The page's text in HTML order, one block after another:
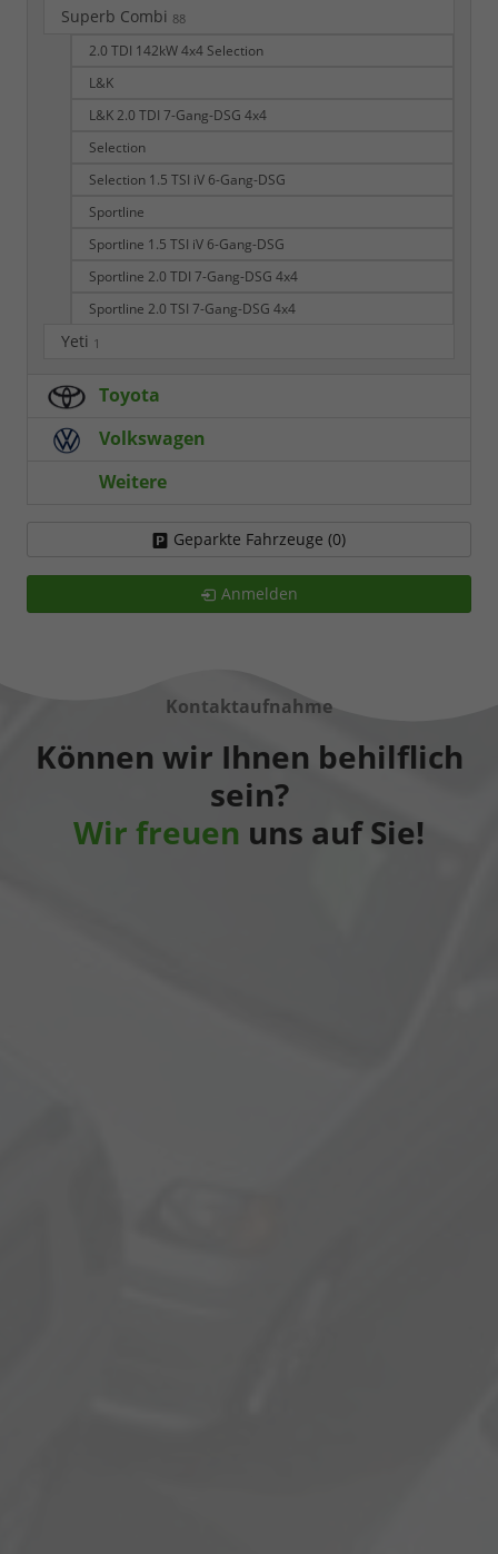
Superb Combi 88
2.0 TDI 142kW 4x4 Selection
L&K
L&K 2.0 TDI 7-Gang-DSG 4x4
Selection
Selection 1.5 TSI iV 6-Gang-DSG
Sportline
Sportline 1.5 TSI iV 6-Gang-DSG
Sportline 2.0 TDI 7-Gang-DSG 4x4
Sportline 2.0 TSI 7-Gang-DSG 4x4
Yeti 1
Toyota
Volkswagen
Weitere
Geparkte Fahrzeuge (0)
Anmelden
Kontaktaufnahme
Können wir Ihnen behilflich
sein?
Wir freuen uns auf Sie!